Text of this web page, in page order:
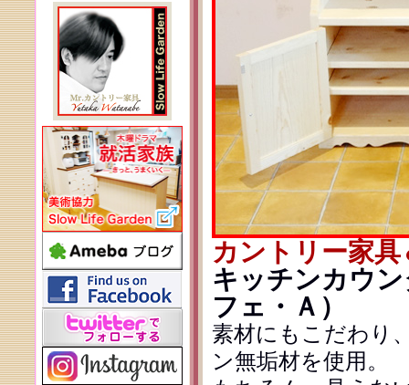
カントリー家
キッチンカウ
フェ・Ａ）
素材にもこだわり
ン無垢材を使用。